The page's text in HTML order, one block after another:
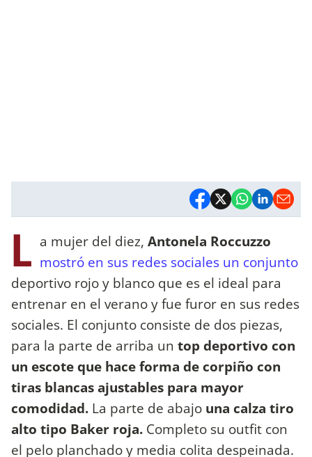
L a mujer del diez, Antonela Roccuzzo
mostró en sus redes sociales un conjunto
deportivo rojo y blanco que es el ideal para
entrenar en el verano y fue furor en sus redes
sociales. El conjunto consiste de dos piezas,
para la parte de arriba un top deportivo con
un escote que hace forma de corpiño con
tiras blancas ajustables para mayor
comodidad. La parte de abajo una calza tiro
alto tipo Baker roja. Completo su outfit con
el pelo planchado y media colita despeinada.